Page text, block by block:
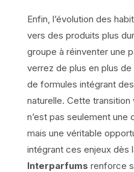
Enfin, l’évolution des
vers des produits plus
groupe à réinventer une
verrez de plus en plus
de formules intégrant
naturelle. Cette
n’est pas seulement une
mais une véritable
intégrant ces enjeux dès
Interparfums renforce